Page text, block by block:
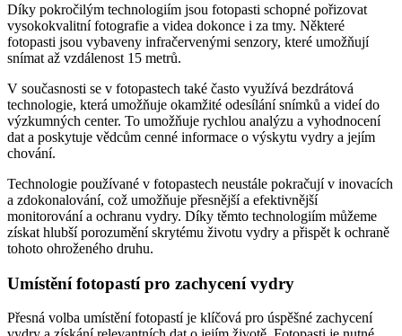
Díky pokročilým technologiím jsou fotopasti schopné pořizovat
vysokokvalitní fotografie a videa dokonce i za tmy. Některé
fotopasti jsou vybaveny infračervenými senzory, které umožňují
snímat až vzdálenost 15 metrů.
V současnosti se v fotopastech také často využívá bezdrátová
technologie, která umožňuje okamžité odesílání snímků a videí do
výzkumných center. To umožňuje rychlou analýzu a vyhodnocení
dat a poskytuje vědcům cenné informace o výskytu vydry a jejím
chování.
Technologie používané v fotopastech neustále pokračují v inovacích
a zdokonalování, což umožňuje přesnější a efektivnější
monitorování a ochranu vydry. Díky těmto technologiím můžeme
získat hlubší porozumění skrytému životu vydry a přispět k ochraně
tohoto ohroženého druhu.
Umístění fotopastí pro zachycení vydry
Přesná volba umístění fotopastí je klíčová pro úspěšné zachycení